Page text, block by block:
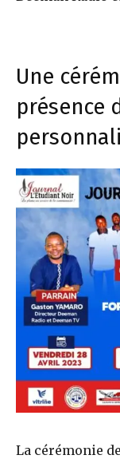
Une
présence
La cérémonie